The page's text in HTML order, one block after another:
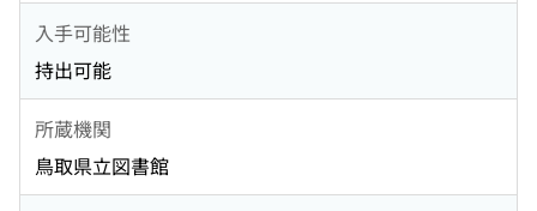
入手可能性
持出可能
所蔵機関
鳥取県立図書館